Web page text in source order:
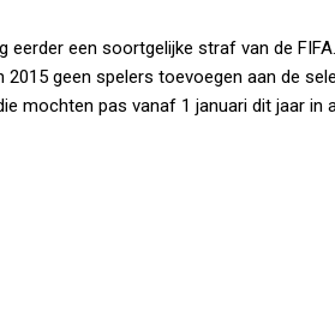
eerder een soortgelijke straf van de
geen spelers toevoegen aan de
mochten pas vanaf 1 januari dit jaar in